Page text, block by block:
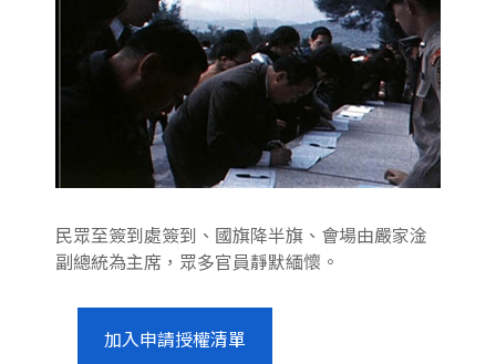
民眾至簽到處簽到、國旗降半旗、會場由嚴家淦
副總統為主席，眾多官員靜默緬懷。
加入申請授權清單